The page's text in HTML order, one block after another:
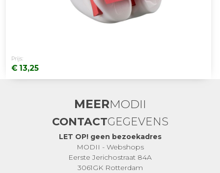
Prijs:
€ 13,25
MEERMODII
CONTACTGEGEVENS
LET OP! geen bezoekadres
MODII - Webshops
Eerste Jerichostraat 84A
3061GK Rotterdam